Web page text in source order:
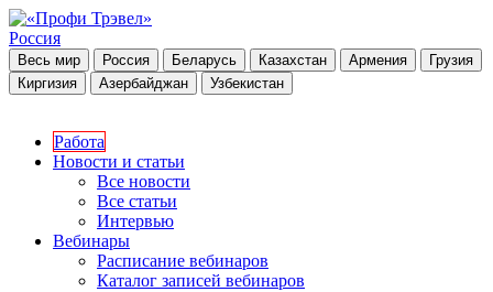
Россия
Весь мир Россия Беларусь Казахстан Армения
Грузия
Киргизия
Азербайджан Узбекистан
Работа
Новости и статьи
Все новости
Все статьи
Интервью
Вебинары
Расписание вебинаров
Каталог записей вебинаров